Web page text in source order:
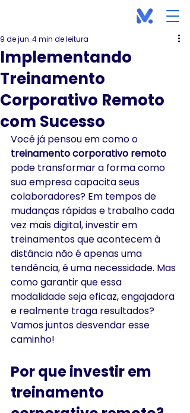
Implementando
Treinamento
Corporativo Remoto
com Sucesso
9 de jun.4 min de leitura
Você já pensou em como o
treinamento corporativo remoto
pode transformar a forma como
sua empresa capacita seus
colaboradores? Em tempos de
mudanças rápidas e trabalho cada
vez mais digital, investir em
treinamentos que acontecem à
distância não é apenas uma
tendência, é uma necessidade. Mas
como garantir que essa
modalidade seja eficaz, engajadora
e realmente traga resultados?
Vamos juntos desvendar esse
caminho!
Por que investir em
treinamento